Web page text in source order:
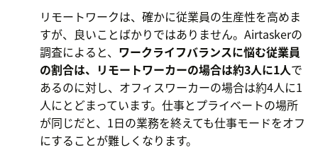
リモートワークは、確かに従業員の生産性を高めま
すが、良いことばかりではありません。Airtaskerの
調査によると、 ワークライフバランスに悩む従業員
の割合は、リモートワーカーの場合は約3人に1人で
あるのに対し、オフィスワーカーの場合は約4人に1
人にとどまっています。仕事とプライベートの場所
が同じだと、1日の業務を終えても仕事モードをオフ
にすることが難しくなります。